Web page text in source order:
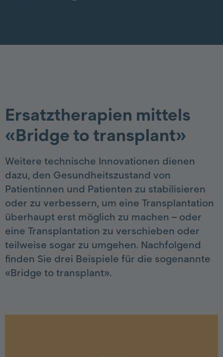
Ersatztherapien mittels
«Bridge to transplant»
Weitere technische Innovationen dienen
dazu, den Gesundheitszustand von
Patientinnen und Patienten zu stabilisieren
oder zu verbessern, um eine Transplantation
überhaupt erst möglich zu machen – oder
eine Transplantation zu verschieben oder
teilweise sogar zu umgehen. Nachfolgend
finden Sie drei Beispiele für die sogenannte
«Bridge to transplant».